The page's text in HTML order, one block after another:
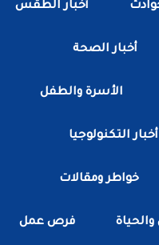
أخبار الطقس
أخبار الصحة
الأسرة والطفل
أخبار التكنولوجيا
خواطر ومقالات
والحياة فرص عمل